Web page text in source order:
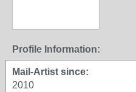
Profile Information:
Mail-Artist since:
2010